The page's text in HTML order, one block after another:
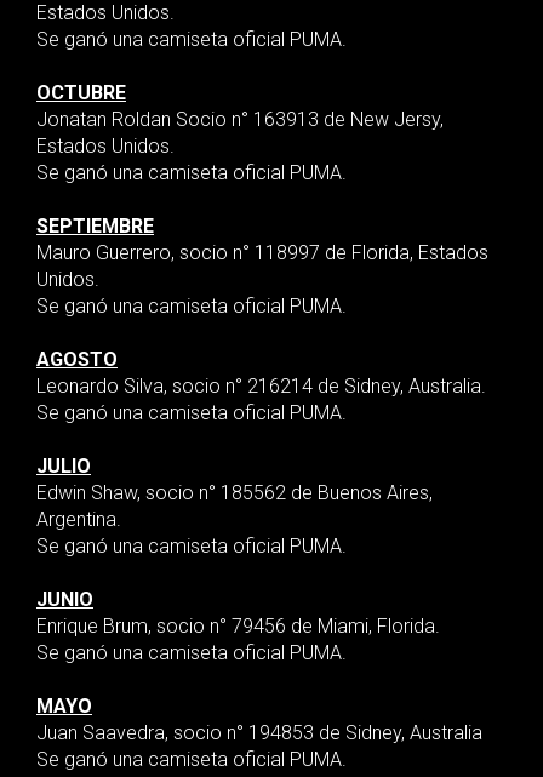
Estados Unidos.
Se ganó una camiseta oficial PUMA.
OCTUBRE
Jonatan Roldan Socio n° 163913 de New Jersy,
Estados Unidos.
Se ganó una camiseta oficial PUMA.
SEPTIEMBRE
Mauro Guerrero, socio n° 118997 de Florida, Estados
Unidos.
Se ganó una camiseta oficial PUMA.
AGOSTO
Leonardo Silva, socio n° 216214 de Sidney, Australia.
Se ganó una camiseta oficial PUMA.
JULIO
Edwin Shaw, socio n° 185562 de Buenos Aires,
Argentina.
Se ganó una camiseta oficial PUMA.
JUNIO
Enrique Brum, socio n° 79456 de Miami, Florida.
Se ganó una camiseta oficial PUMA.
MAYO
Juan Saavedra, socio n° 194853 de Sidney, Australia
Se ganó una camiseta oficial PUMA.